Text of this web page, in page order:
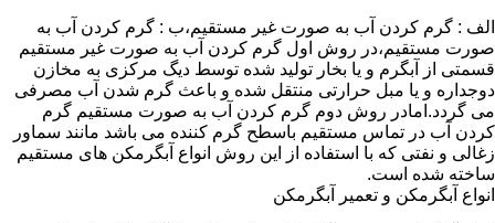
الف : گرم کردن آب به صورت غیر مستقیم،ب : گرم کردن آب به
صورت مستقیم،در روش اول گرم کردن آب به صورت غیر مستقیم
قسمتی از آبگرم و یا بخار تولید شده توسط دیگ مرکزی به مخازن
دوجداره و یا مبل حرارتی منتقل شده و باعث گرم شدن آب مصرفی
می گردد.امادر روش دوم گرم کردن آب به صورت مستقیم گرم
کردن آب در تماس مستقیم باسطح گرم کننده می باشد مانند سماور
زغالی و نفتی که با استفاده از این روش انواع آبگرمکن های مستقیم
ساخته شده است.
انواع آبگرمکن و تعمیر آبگرمکن